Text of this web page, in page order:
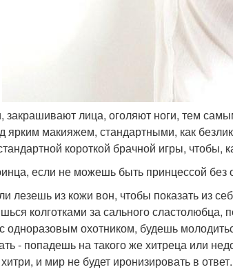
закрашивают лица, оголяют ноги, тем
ярким макияжем, стандартными, как
короткой брачной игры, чтобы,
если не можешь быть принцессой без
лезешь из кожи вон, чтобы показать из
колготками за сального
одноразовым охотником, будешь
- попадешь на такого же хитреца или
и мир не будет иронизировать в ответ.